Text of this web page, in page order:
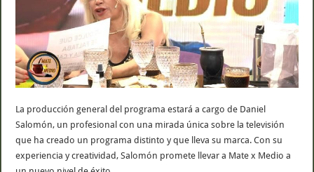
La producción general del programa estará a cargo de Daniel
Salomón, un profesional con una mirada única sobre la televisión
que ha creado un programa distinto y que lleva su marca. Con su
experiencia y creatividad, Salomón promete llevar a Mate x Medio a